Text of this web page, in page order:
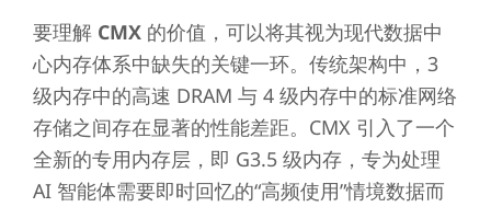
要理解 CMX的价值，可以将其视为现代数据中
心内存体系中缺失的关键一环。传统架构中，3
级内存中的高速 DRAM 与 4 级内存中的标准网络
存储之间存在显著的性能差距。CMX 引入了一个
全新的专用内存层，即 G3.5 级内存，专为处理
AI 智能体需要即时回忆的“高频使用”情境数据而